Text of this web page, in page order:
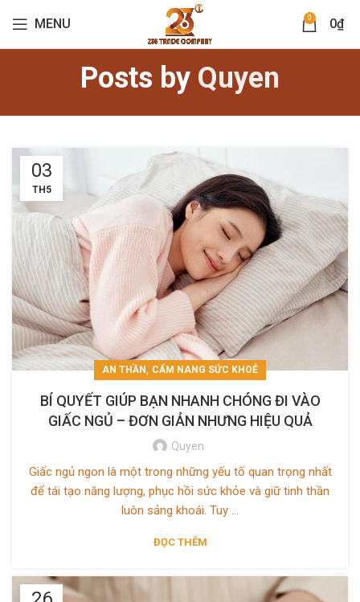
MENU 0 0₫
Posts by Quyen
03
TH5
AN THẦN, CẨM NANG SỨC KHOẺ
BÍ QUYẾT GIÚP BẠN NHANH CHÓNG ĐI VÀO
GIẤC NGỦ – ĐƠN GIẢN NHƯNG HIỆU QUẢ
Quyen
Giấc ngủ ngon là một trong những yếu tố quan trọng nhất
để tái tạo năng lượng, phục hồi sức khỏe và giữ tinh thần
luôn sảng khoái. Tuy ...
ĐỌC THÊM